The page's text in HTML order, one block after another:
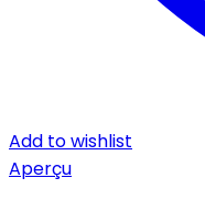
Add to wishlist
Aperçu